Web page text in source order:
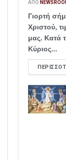
ΑΠΌ
Γιορτή
Χριστού,
μας. Κατά
Κύριος...